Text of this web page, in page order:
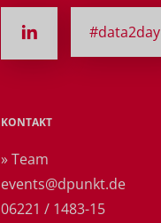
#data2day
KONTAKT
» Team
events@dpunkt.de
06221 / 1483-15